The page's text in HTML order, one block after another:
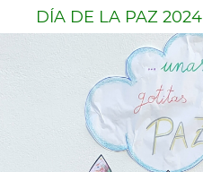
DÍA DE LA PAZ 2024